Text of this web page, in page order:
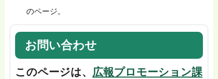
のページ。
お問い合わせ
このページは、 広報プロモーション課